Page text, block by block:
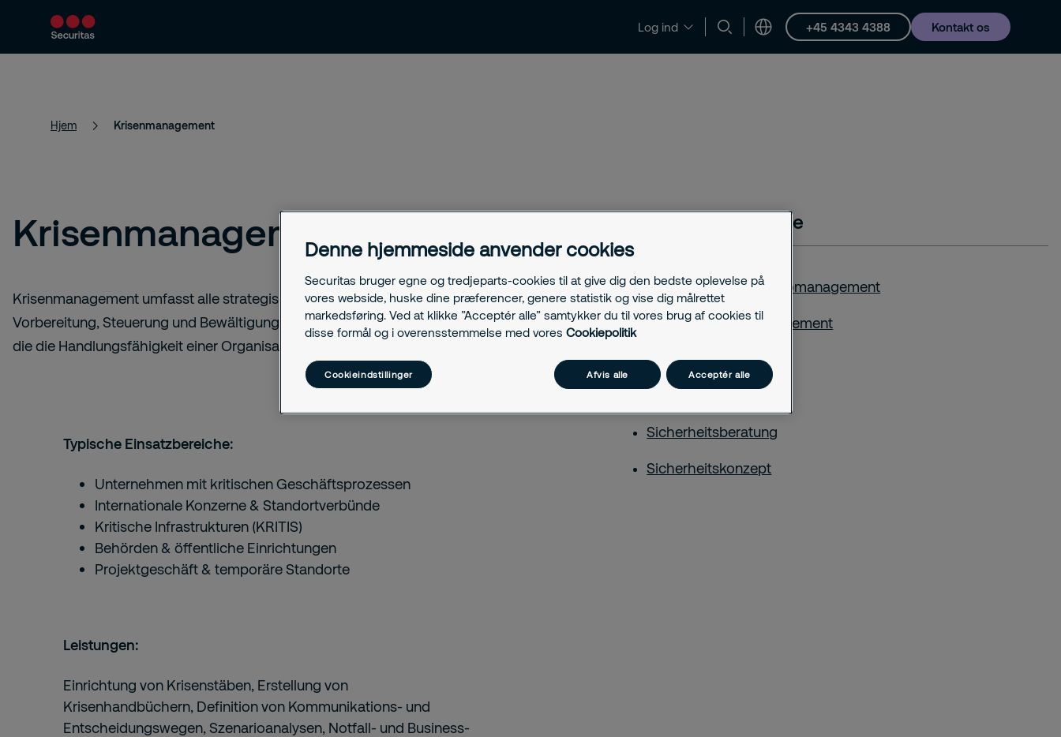
Log ind +45 4343 4388 Kontakt os
Hjem Krisenmanagement
Krisenmanagement
Krisenmanagement umfasst alle strategischen und operativen Maßnahmen zur
Vorbereitung, Steuerung und Bewältigung schwerwiegender Krisensituationen,
die die Handlungsfähigkeit einer Organisation bedrohen.
Typische Einsatzbereiche:
Unternehmen mit kritischen Geschäftsprozessen
Internationale Konzerne & Standortverbünde
Kritische Infrastrukturen (KRITIS)
Behörden & öffentliche Einrichtungen
Projektgeschäft & temporäre Standorte
Leistungen:
Einrichtung von Krisenstäben, Erstellung von
Krisenhandbüchern, Definition von Kommunikations- und
Entscheidungswegen, Szenarioanalysen, Notfall- und Business-
Verwandte Einträge
Sicherheits- und Risikomanagement
Corporate Risk Management
Notfallmanagement
Sicherheitsberatung
Sicherheitskonzept
Denne hjemmeside anvender cookies
Securitas bruger egne og tredjeparts-cookies til at give dig den bedste oplevelse på
vores webside, huske dine præferencer, genere statistik og vise dig målrettet
markedsføring. Ved at klikke ”Acceptér alle” samtykker du til vores brug af cookies til
disse formål og i overensstemmelse med vores Cookiepolitik
Cookieindstillinger Afvis alle Acceptér alle